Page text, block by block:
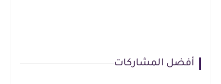
أفضل المشاركات